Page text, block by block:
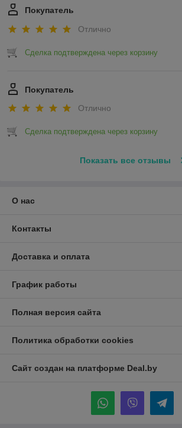
Покупатель
Отлично
Сделка подтверждена через корзину
Покупатель
Отлично
Сделка подтверждена через корзину
Показать все отзывы
О нас
Контакты
Доставка и оплата
График работы
Полная версия сайта
Политика обработки cookies
Сайт создан на платформе Deal.by